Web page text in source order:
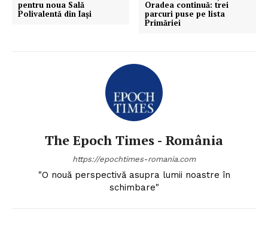
pentru noua Sală
Polivalentă din Iași
Oradea continuă: trei
parcuri puse pe lista
Primăriei
The Epoch Times - România
https://epochtimes-romania.com
"O nouă perspectivă asupra lumii noastre în
schimbare"